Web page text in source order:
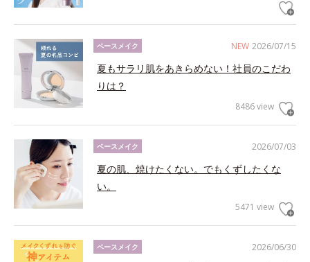
NEW 2026/07/15
ベースメイク
夏もサラリ肌をあきらめない！社員のこだわ
りは？
8486 view
2026/07/03
ベースメイク
夏の肌、焼けたくない。でもくずしたくな
い。
5471 view
2026/06/30
ベースメイク